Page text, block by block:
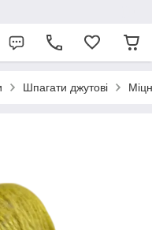
Шпагати джутові